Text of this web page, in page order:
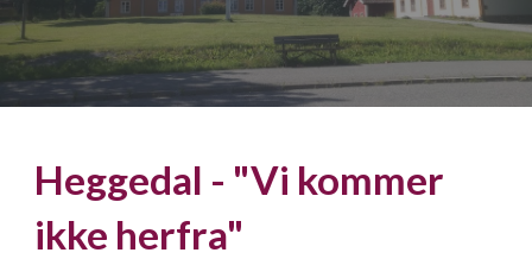
Heggedal - "Vi kommer
ikke herfra"